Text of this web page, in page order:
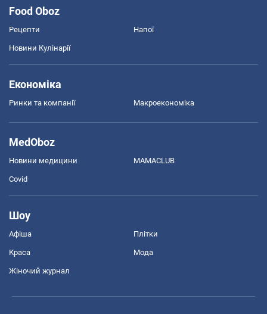
Food Oboz
Рецепти Напої
Новини Кулінарії
Економіка
Ринки та компанії Макроекономіка
MedOboz
Новини медицини MAMACLUB
Covid
Шоу
Афіша Плітки
Краса Мода
Жіночий журнал